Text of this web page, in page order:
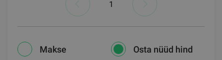
Makse Osta nüüd hind